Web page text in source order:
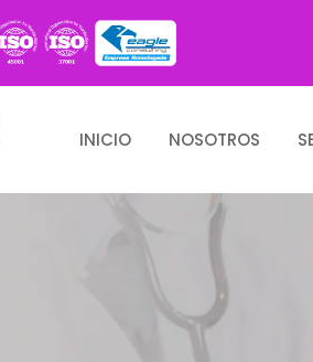
INICIO NOSOTROS